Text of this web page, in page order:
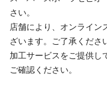
さい。
店舗により、オンライン
ざいます。ご了承くださ
加工サービスをご提供し
ご確認ください。